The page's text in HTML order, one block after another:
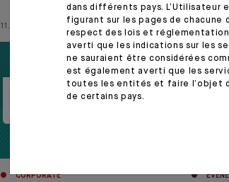
11.06.26
CORPORATE
dans différents pays. L’Utilisateur
figurant sur les pages de chacune
respect des lois et
averti que les indications sur les
ne sauraient être considérées
est également averti que les
toutes les entités et faire l’objet
de certains pays.